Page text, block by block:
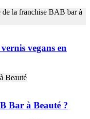
vegans en
Bar à Beauté ?